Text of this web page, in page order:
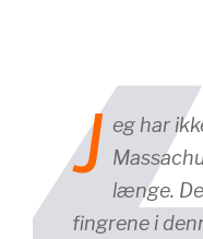
J eg har
længe.
fingrene i